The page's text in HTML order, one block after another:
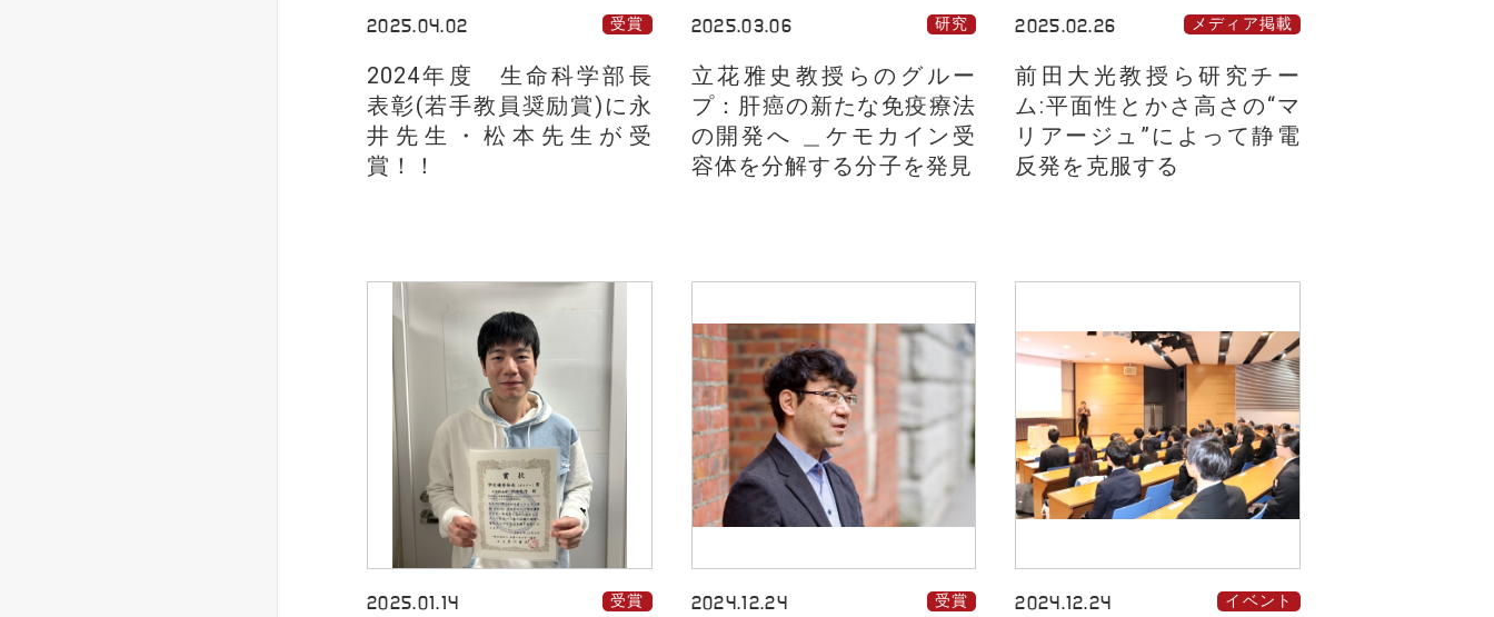
2025.04.02 受賞
2024年度 生命科学部長
表彰(若手教員奨励賞)に永
井先生・松本先生が受
賞！！
2025.03.06 研究
立花雅史教授らのグルー
プ：肝癌の新たな免疫療法
の開発へ ＿ケモカイン受
容体を分解する分子を発見
2025.02.26 メディア掲載
前田大光教授ら研究チー
ム:平面性とかさ高さの“マ
リアージュ”によって静電
反発を克服する
2025.01.14 受賞 2024.12.24 受賞 2024.12.24 イベント